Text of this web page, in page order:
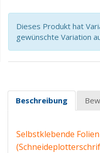
Dieses Produkt hat
gewünschte Variation
Beschreibung
Selbstklebende